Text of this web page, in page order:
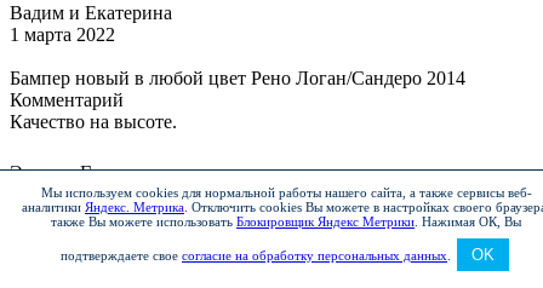
Вадим и Екатерина
1 марта 2022
Бампер новый в любой цвет Рено Логан/Сандеро 2014
Комментарий
Качество на высоте.
Эльмин Гасымзаде
4 марта 2022
Комментарий
Мы используем cookies для нормальной работы нашего сайта, а также сервисы веб-
аналитики Яндекс. Метрика Отключить cookies Вы можете в настройках своего
также Вы можете использовать Блокировщик Яндекс Метрики Нажимая ОК, Вы
подтверждаете свое согласие на обработку персональных данных OK